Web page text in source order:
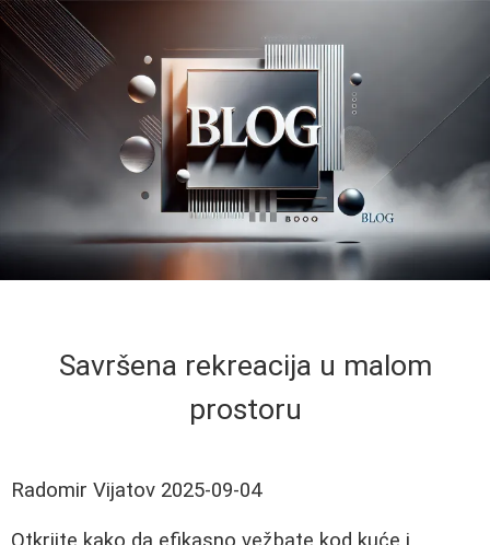
Savršena rekreacija u malom
prostoru
Radomir Vijatov 2025-09-04